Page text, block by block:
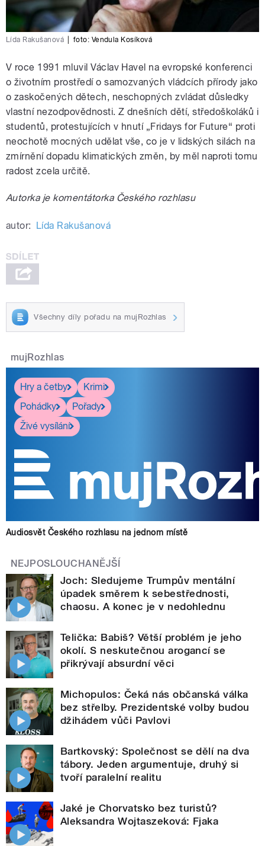
Lída Rakušanová foto: Vendula Kosíková
V roce 1991 mluvil Václav Havel na evropské konferenci
o životním prostředí o samozvaných vládcích přírody jako
o zaskočených dětech, neschopných zvládat důsledky
vlastní nezodpovědnosti. Z dnešních dětí, středoškoláků i
studentů, protestujících v hnutí „Fridays for Future“ proti
neochotě mocných udělat vše, co je v lidských silách na
zmírnění dopadu klimatických změn, by měl naproti tomu
radost zcela určitě.
Autorka je komentátorka Českého rozhlasu
autor: Lída Rakušanová
Všechny díly pořadu na mujRozhlas
mujRozhlas
Hry a četby
Krimi
Pohádky
Pořady
Živé vysílání
Audiosvět Českého rozhlasu na jednom místě
NEJPOSLOUCHANĚJŠÍ
Joch: Sledujeme Trumpův mentální
úpadek směrem k sebestřednosti,
chaosu. A konec je v nedohlednu
Telička: Babiš? Větší problém je jeho
okolí. S neskutečnou arogancí se
přikrývají absurdní věci
Michopulos: Čeká nás občanská válka
bez střelby. Prezidentské volby budou
džihádem vůči Pavlovi
Bartkovský: Společnost se dělí na dva
tábory. Jeden argumentuje, druhý si
tvoří paralelní realitu
Jaké je Chorvatsko bez turistů?
Aleksandra Wojtaszeková: Fjaka